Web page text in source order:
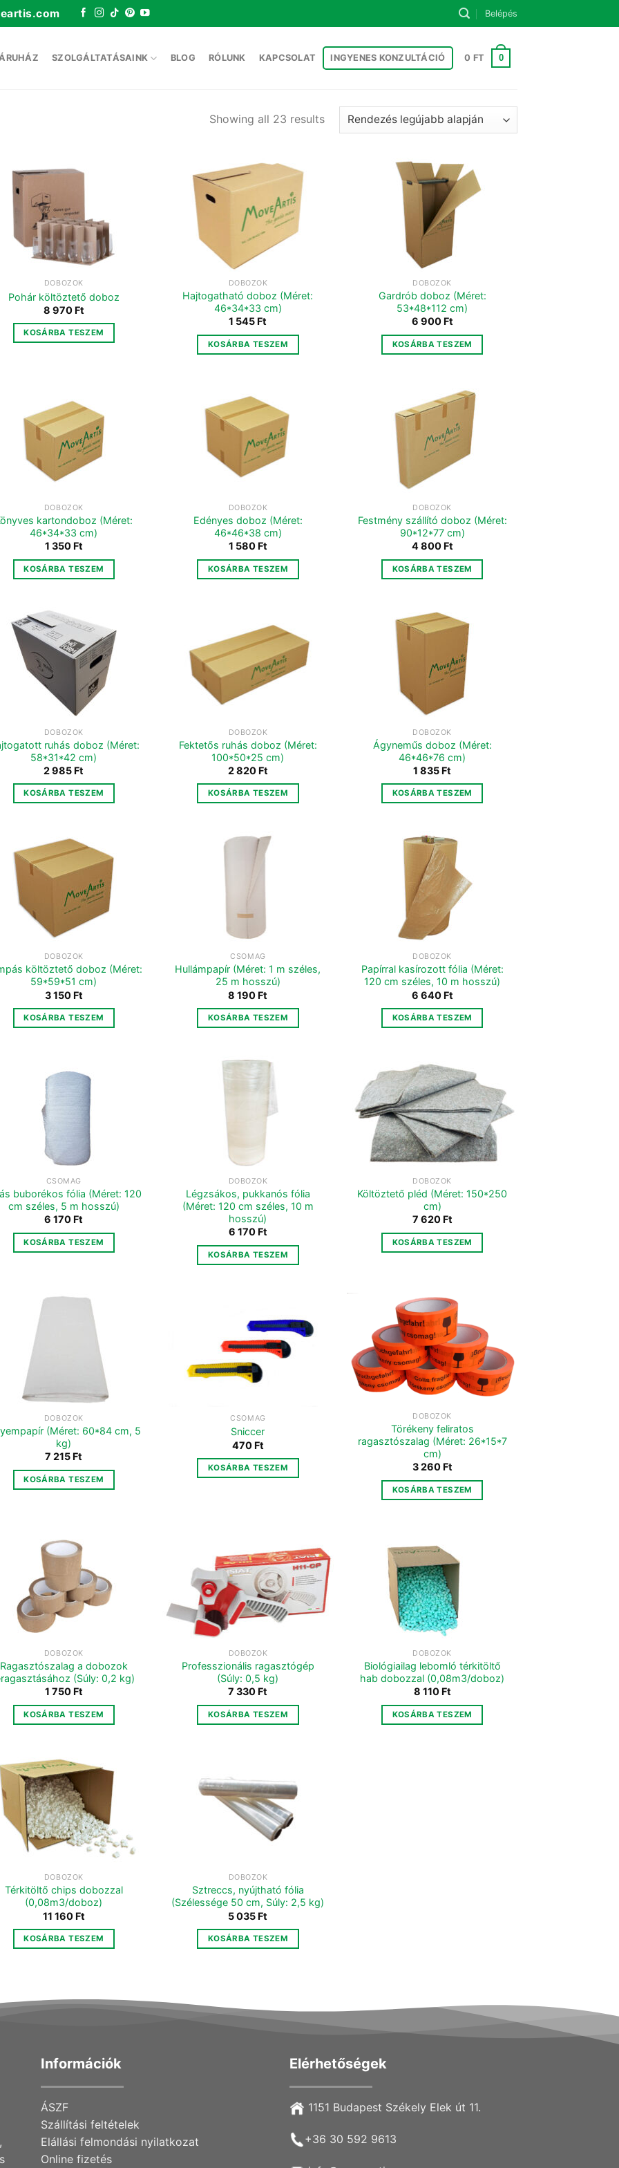
Belépés
SZOLGÁLTATÁSAINK BLOG RÓLUNK KAPCSOLAT INGYENES KONZULTÁCIÓ 0 FT 0
Showing all 23 results
DOBOZOK
Pohár költöztető doboz
8 970 Ft
KOSÁRBA TESZEM
DOBOZOK
Hajtogatható doboz (Méret:
46*34*33 cm)
1 545 Ft
KOSÁRBA TESZEM
DOBOZOK
Gardrób doboz (Méret:
53*48*112 cm)
6 900 Ft
KOSÁRBA TESZEM
DOBOZOK
kartondoboz (Méret:
46*34*33 cm)
1 350 Ft
KOSÁRBA TESZEM
DOBOZOK
Edényes doboz (Méret:
46*46*38 cm)
1 580 Ft
KOSÁRBA TESZEM
DOBOZOK
Festmény szállító doboz (Méret:
90*12*77 cm)
4 800 Ft
KOSÁRBA TESZEM
DOBOZOK
ruhás doboz (Méret:
58*31*42 cm)
2 985 Ft
KOSÁRBA TESZEM
DOBOZOK
Fektetős ruhás doboz (Méret:
100*50*25 cm)
2 820 Ft
KOSÁRBA TESZEM
DOBOZOK
Ágyneműs doboz (Méret:
46*46*76 cm)
1 835 Ft
KOSÁRBA TESZEM
DOBOZOK
költöztető doboz (Méret:
59*59*51 cm)
3 150 Ft
KOSÁRBA TESZEM
CSOMAG
Hullámpapír (Méret: 1 m széles,
25 m hosszú)
8 190 Ft
KOSÁRBA TESZEM
DOBOZOK
Papírral kasírozott fólia (Méret:
120 cm széles, 10 m hosszú)
6 640 Ft
KOSÁRBA TESZEM
CSOMAG
buborékos fólia (Méret: 120
cm széles, 5 m hosszú)
6 170 Ft
KOSÁRBA TESZEM
DOBOZOK
Légzsákos, pukkanós fólia
(Méret: 120 cm széles, 10 m
hosszú)
6 170 Ft
KOSÁRBA TESZEM
DOBOZOK
Költöztető pléd (Méret: 150*250
cm)
7 620 Ft
KOSÁRBA TESZEM
DOBOZOK
(Méret: 60*84 cm, 5
kg)
7 215 Ft
KOSÁRBA TESZEM
CSOMAG
Sniccer
470 Ft
KOSÁRBA TESZEM
DOBOZOK
Törékeny feliratos
ragasztószalag (Méret: 26*15*7
cm)
3 260 Ft
KOSÁRBA TESZEM
DOBOZOK
Ragasztószalag a dobozok
(Súly: 0,2 kg)
1 750 Ft
KOSÁRBA TESZEM
DOBOZOK
Professzionális ragasztógép
(Súly: 0,5 kg)
7 330 Ft
KOSÁRBA TESZEM
DOBOZOK
Biológiailag lebomló térkitöltő
hab dobozzal (0,08m3/doboz)
8 110 Ft
KOSÁRBA TESZEM
DOBOZOK
Térkitöltő chips dobozzal
(0,08m3/doboz)
11 160 Ft
KOSÁRBA TESZEM
DOBOZOK
Sztreccs, nyújtható fólia
(Szélessége 50 cm, Súly: 2,5 kg)
5 035 Ft
KOSÁRBA TESZEM
Információk
ÁSZF
Szállítási feltételek
Elállási felmondási nyilatkozat
Online fizetés
Elérhetőségek
1151 Budapest Székely Elek út 11.
+36 30 592 9613